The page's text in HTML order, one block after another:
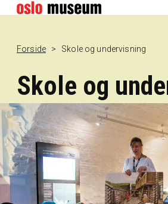
Forside Skole og undervisning
Skole og